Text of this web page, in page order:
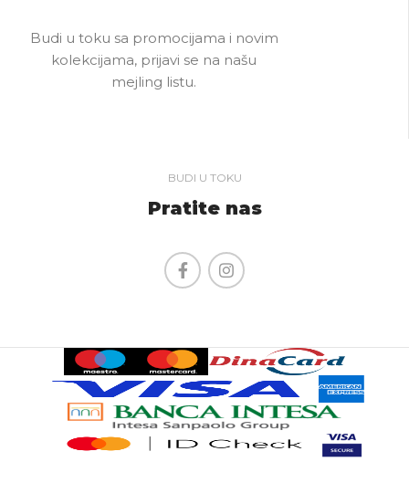
Budi u toku sa promocijama i novim
kolekcijama, prijavi se na našu
mejling listu.
BUDI U TOKU
Pratite nas